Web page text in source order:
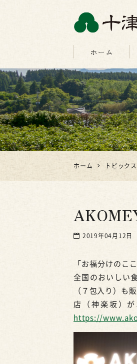
十津川
ホーム
ホーム トピックス
2019年04月12日
「お福分けのこ
全国のおいしい
（７包入り）も
店（神楽坂）
https://